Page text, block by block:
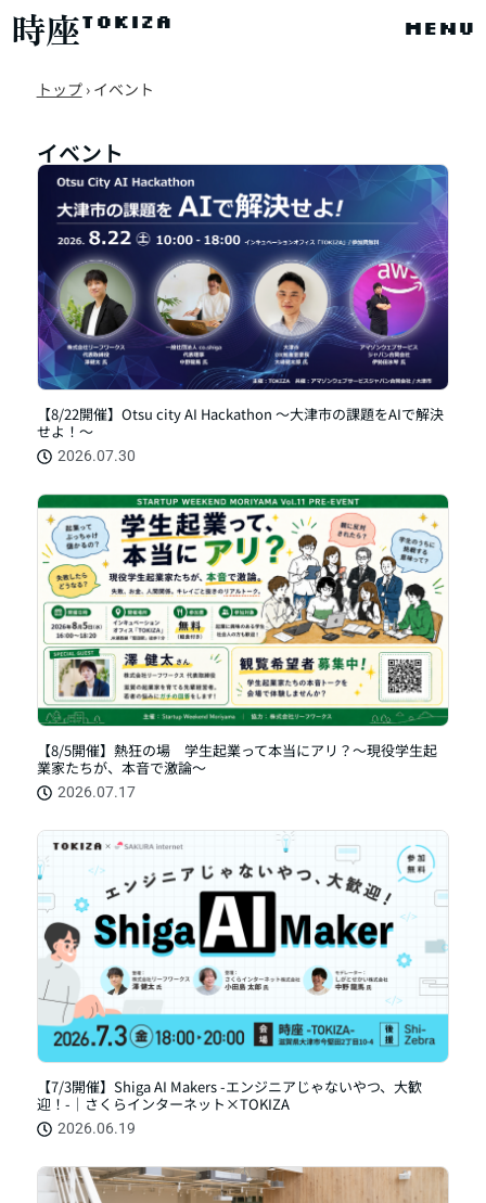
時座TOKIZA menu
トップ ›イベント
イベント
【8/22開催】Otsu city AI Hackathon ～大津市の課題をAIで解決
せよ！～
2026.07.30
【8/5開催】熱狂の場 学生起業って本当にアリ？〜現役学生起
業家たちが、本音で激論〜
2026.07.17
【7/3開催】Shiga AI Makers -エンジニアじゃないやつ、大歓
迎！-｜さくらインターネット×TOKIZA
2026.06.19